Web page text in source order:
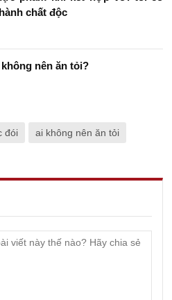
chất độc
nên ăn tỏi?
đói ai không nên ăn tỏi